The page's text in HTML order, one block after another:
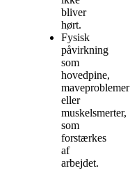
bliver
hørt.
Fysisk
påvirkning
som
hovedpine,
maveproblemer
eller
muskelsmerter,
som
forstærkes
af
arbejdet.